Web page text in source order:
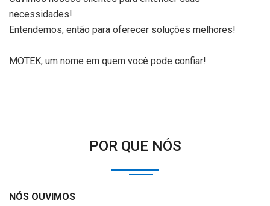
necessidades!
Entendemos, então para oferecer soluções melhores!
MOTEK, um nome em quem você pode confiar!
POR QUE NÓS
NÓS OUVIMOS